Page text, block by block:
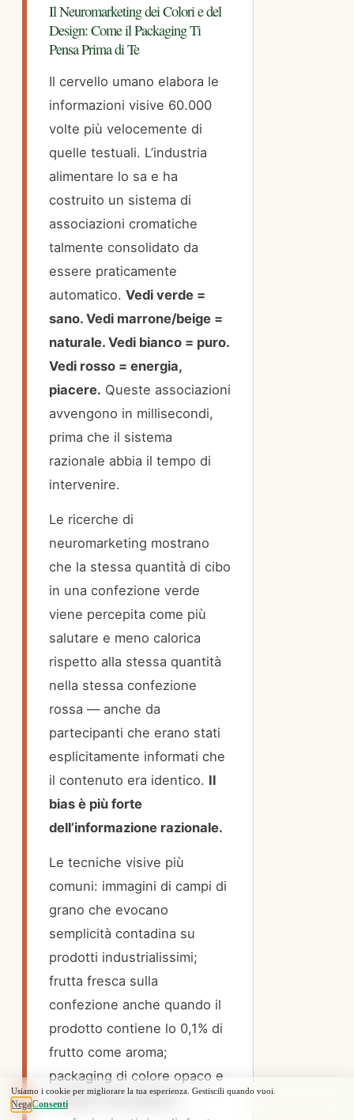
Il Neuromarketing dei Colori e del
Design: Come il Packaging Ti
Pensa Prima di Te
Il cervello umano elabora le
informazioni visive 60.000
volte più velocemente di
quelle testuali. L’industria
alimentare lo sa e ha
costruito un sistema di
associazioni cromatiche
talmente consolidato da
essere praticamente
automatico. Vedi verde =
sano. Vedi marrone/beige =
naturale. Vedi bianco = puro.
Vedi rosso = energia,
piacere. Queste associazioni
avvengono in millisecondi,
prima che il sistema
razionale abbia il tempo di
intervenire.
Le ricerche di
neuromarketing mostrano
che la stessa quantità di cibo
in una confezione verde
viene percepita come più
salutare e meno calorica
rispetto alla stessa quantità
nella stessa confezione
rossa — anche da
partecipanti che erano stati
esplicitamente informati che
il contenuto era identico. Il
bias è più forte
dell’informazione razionale.
Le tecniche visive più
comuni: immagini di campi di
grano che evocano
semplicità contadina su
prodotti industrialissimi;
frutta fresca sulla
confezione anche quando il
prodotto contiene lo 0,1% di
frutto come aroma;
packaging di colore opaco e
“rustico” che imita le